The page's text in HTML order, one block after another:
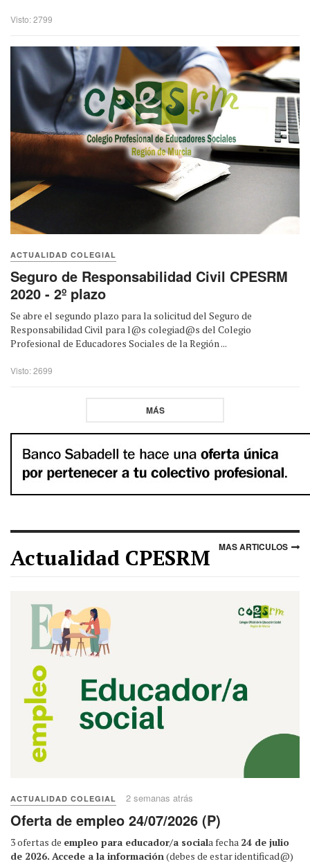
Visto: 2799
ACTUALIDAD COLEGIAL
Seguro de Responsabilidad Civil CPESRM
2020 - 2º plazo
Se abre el segundo plazo para la solicitud del Seguro de
Responsabilidad Civil para l@s colegiad@s del Colegio
Profesional de Educadores Sociales de la Región ...
Visto: 2699
MÁS
Actualidad CPESRM MAS ARTICULOS
ACTUALIDAD COLEGIAL 2 semanas atrás
Oferta de empleo 24/07/2026 (P)
3 ofertas de empleo para educador/a sociala fecha 24 de julio
de 2026. Accede a la información(debes de estar identificad@)